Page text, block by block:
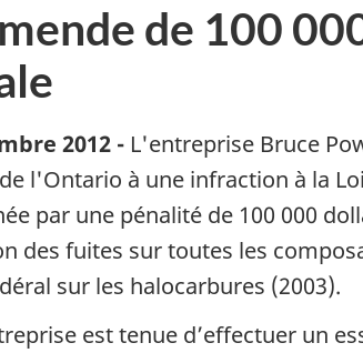
de 100
2012 - L'entreprise Bruce
l'Ontario à une infraction à la
par une pénalité de 100 000
des fuites sur toutes les
sur les halocarbures (2003).
est tenue d’effectuer un